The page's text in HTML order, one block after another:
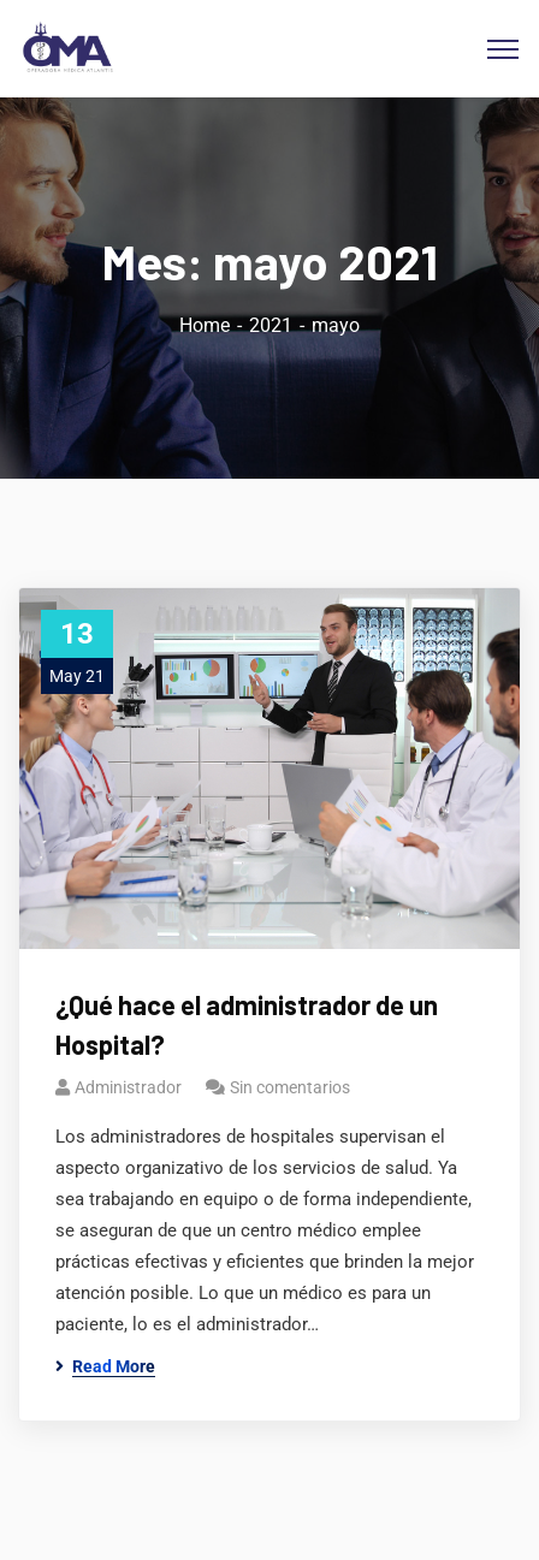
Mes: mayo 2021
Home 2021 mayo
13
May 21
¿Qué hace el administrador de un
Hospital?
Administrador Sin comentarios
Los administradores de hospitales supervisan el
aspecto organizativo de los servicios de salud. Ya
sea trabajando en equipo o de forma independiente,
se aseguran de que un centro médico emplee
prácticas efectivas y eficientes que brinden la mejor
atención posible. Lo que un médico es para un
paciente, lo es el administrador…
Read More